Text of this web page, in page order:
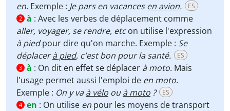
en. Exemple : Je pars en vacancesen avion. ES
2 à : Avec les verbes de déplacement comme
aller, voyager, se rendre, etcon utilise l'expression
à piedpour dire qu'on marche. Exemple : Se
déplacerà pied, c'est bon pour la santé. ES
3 à : On dit en effet se déplacer à moto. Mais
l'usage permet aussi l'emploi de en moto.
Exemple : On y vaà vélo ouà moto ? ES
4 en : On utilise en pour les moyens de transport